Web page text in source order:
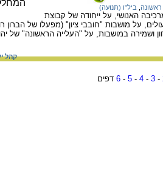
ראשונה ביל"ו (תנועה)
האנושי, על ייחודה של קבוצת
על מושבות "חובבי ציון" (מפעלו של
ושמירה במושבות, על "העלייה הראשונה" של
קהל
-
3
-
4
-
5
-
6 דפים